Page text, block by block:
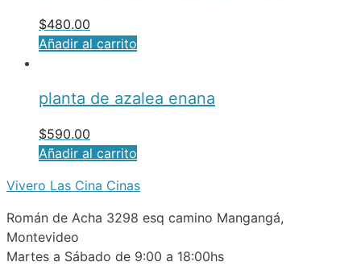
$480.00
Añadir al carrito
planta de azalea enana
$590.00
Añadir al carrito
Vivero Las Cina Cinas
Román de Acha 3298 esq camino Mangangá,
Montevideo
Martes a Sábado de 9:00 a 18:00hs